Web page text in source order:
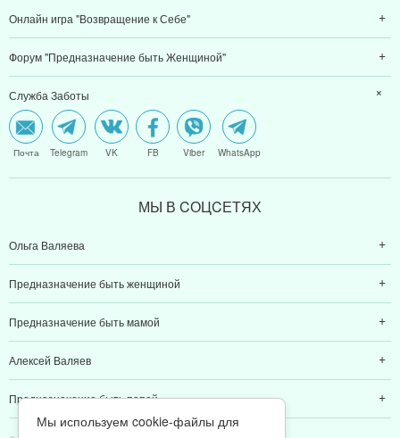
Онлайн игра "Возвращение к Себе"
Форум "Предназначение быть Женщиной"
Служба Заботы
Почта Telegram VK FB Viber WhatsApp
МЫ В CОЦCЕТЯХ
Ольга Валяева
Предназначение быть женщиной
Предназначение быть мамой
Алексей Валяев
Предназначение быть папой
Мы используем cookie-файлы для